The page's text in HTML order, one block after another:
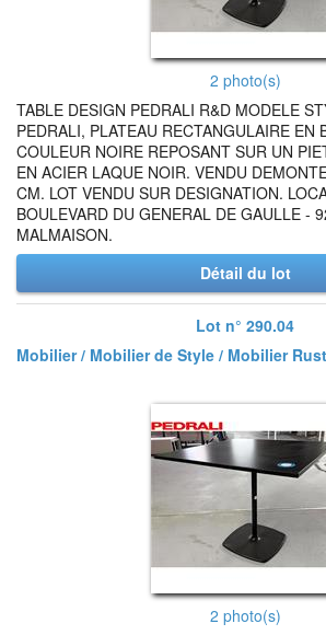
2 photo(s)
TABLE DESIGN PEDRALI R&D MODELE
PEDRALI, PLATEAU RECTANGULAIRE EN
COULEUR NOIRE REPOSANT SUR UN
EN ACIER LAQUE NOIR. VENDU
CM. LOT VENDU SUR DESIGNATION.
BOULEVARD DU GENERAL DE GAULLE -
MALMAISON.
Détail du lot
Lot n° 290.04
Mobilier / Mobilier de Style / Mobilier
2 photo(s)